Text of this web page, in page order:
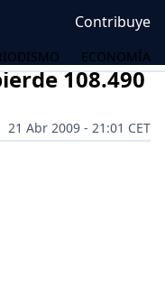
Contribuye
ECONOMÍA
108.490
21 Abr 2009 - 21:01 CET